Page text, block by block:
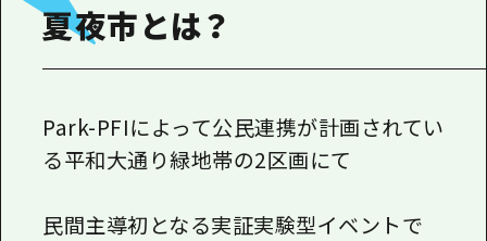
メディア掲載情報
フォトダウンロード
夏夜市とは？
Park-PFIによって公民連携が計画されてい
る平和大通り緑地帯の2区画にて
民間主導初となる実証実験型イベントで